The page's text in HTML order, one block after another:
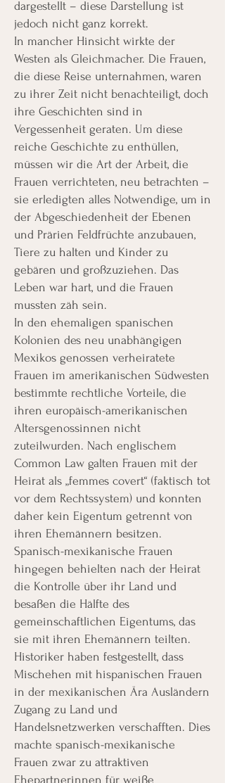
dargestellt – diese Darstellung ist
jedoch nicht ganz korrekt.
In mancher Hinsicht wirkte der
Westen als Gleichmacher. Die Frauen,
die diese Reise unternahmen, waren
zu ihrer Zeit nicht benachteiligt, doch
ihre Geschichten sind in
Vergessenheit geraten. Um diese
reiche Geschichte zu enthüllen,
müssen wir die Art der Arbeit, die
Frauen verrichteten, neu betrachten –
sie erledigten alles Notwendige, um in
der Abgeschiedenheit der Ebenen
und Prärien Feldfrüchte anzubauen,
Tiere zu halten und Kinder zu
gebären und großzuziehen. Das
Leben war hart, und die Frauen
mussten zäh sein.
In den ehemaligen spanischen
Kolonien des neu unabhängigen
Mexikos genossen verheiratete
Frauen im amerikanischen Südwesten
bestimmte rechtliche Vorteile, die
ihren europäisch-amerikanischen
Altersgenossinnen nicht
zuteilwurden. Nach englischem
Common Law galten Frauen mit der
Heirat als „femmes covert“ (faktisch tot
vor dem Rechtssystem) und konnten
daher kein Eigentum getrennt von
ihren Ehemännern besitzen.
Spanisch-mexikanische Frauen
hingegen behielten nach der Heirat
die Kontrolle über ihr Land und
besaßen die Hälfte des
gemeinschaftlichen Eigentums, das
sie mit ihren Ehemännern teilten.
Historiker haben festgestellt, dass
Mischehen mit hispanischen Frauen
in der mexikanischen Ära Ausländern
Zugang zu Land und
Handelsnetzwerken verschafften. Dies
machte spanisch-mexikanische
Frauen zwar zu attraktiven
Ehepartnerinnen für weiße